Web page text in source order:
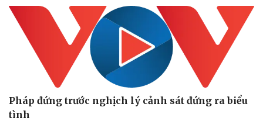
Hậu trường
Pháp đứng trước nghịch lý cảnh sát đứng ra biểu
tình